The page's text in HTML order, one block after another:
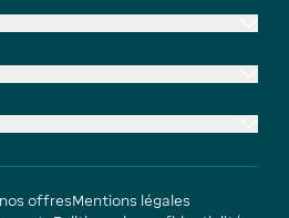
offresMentions légales